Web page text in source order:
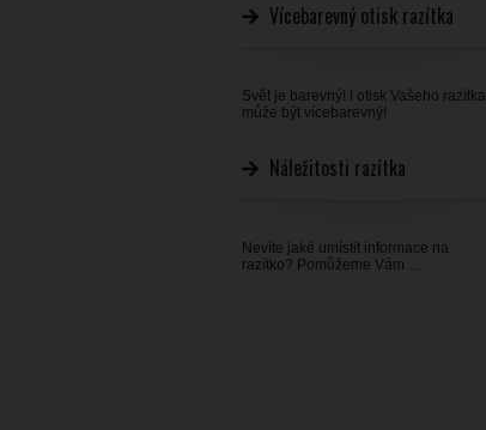
Vícebarevný otisk razítka
Svět je barevný! I otisk Vašeho razítka
může být vícebarevný!
Náležitosti razítka
Nevíte jaké umístit informace na
razítko? Pomůžeme Vám ...